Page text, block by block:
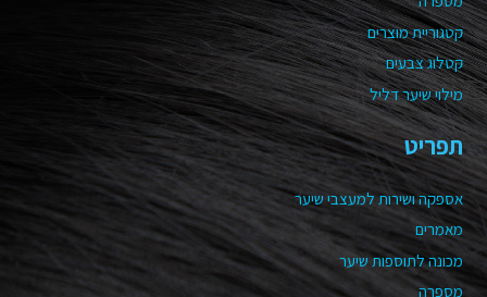
קטגוריית מוצרים
קטלוג צבעים
מילוי שיער דליל
תפריט
אספקה ושירות למעצבי שיער
מאמרים
מכונה לתוספות שיער
מספרה